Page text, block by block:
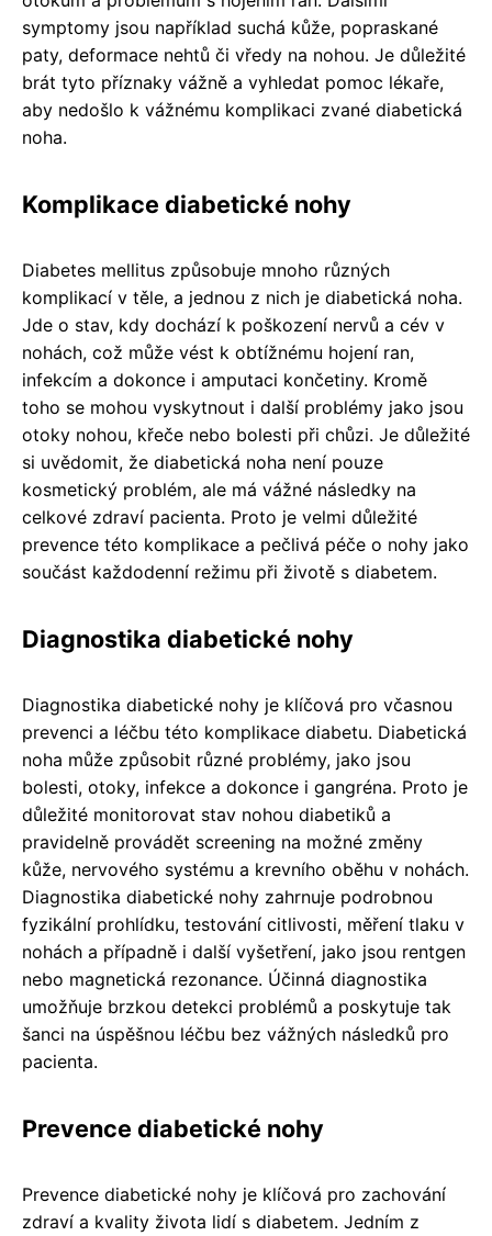
symptomy jsou například suchá kůže, popraskané
paty, deformace nehtů či vředy na nohou. Je důležité
brát tyto příznaky vážně a vyhledat pomoc lékaře,
aby nedošlo k vážnému komplikaci zvané diabetická
noha.
Komplikace diabetické nohy
Diabetes mellitus způsobuje mnoho různých
komplikací v těle, a jednou z nich je diabetická noha.
Jde o stav, kdy dochází k poškození nervů a cév v
nohách, což může vést k obtížnému hojení ran,
infekcím a dokonce i amputaci končetiny. Kromě
toho se mohou vyskytnout i další problémy jako jsou
otoky nohou, křeče nebo bolesti při chůzi. Je důležité
si uvědomit, že diabetická noha není pouze
kosmetický problém, ale má vážné následky na
celkové zdraví pacienta. Proto je velmi důležité
prevence této komplikace a pečlivá péče o nohy jako
součást každodenní režimu při životě s diabetem.
Diagnostika diabetické nohy
Diagnostika diabetické nohy je klíčová pro včasnou
prevenci a léčbu této komplikace diabetu. Diabetická
noha může způsobit různé problémy, jako jsou
bolesti, otoky, infekce a dokonce i gangréna. Proto je
důležité monitorovat stav nohou diabetiků a
pravidelně provádět screening na možné změny
kůže, nervového systému a krevního oběhu v nohách.
Diagnostika diabetické nohy zahrnuje podrobnou
fyzikální prohlídku, testování citlivosti, měření tlaku v
nohách a případně i další vyšetření, jako jsou rentgen
nebo magnetická rezonance. Účinná diagnostika
umožňuje brzkou detekci problémů a poskytuje tak
šanci na úspěšnou léčbu bez vážných následků pro
pacienta.
Prevence diabetické nohy
Prevence diabetické nohy je klíčová pro zachování
zdraví a kvality života lidí s diabetem. Jedním z